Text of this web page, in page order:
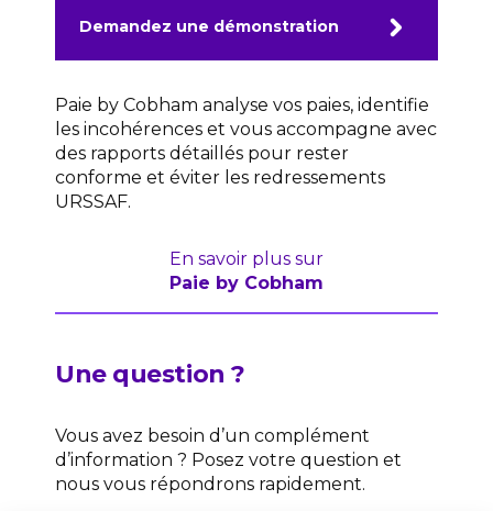
Demandez une démonstration
Paie by Cobham analyse vos paies, identifie
les incohérences et vous accompagne avec
des rapports détaillés pour rester
conforme et éviter les redressements
URSSAF.
En savoir plus sur
Paie by Cobham
Une question ?
Vous avez besoin d’un complément
d’information ? Posez votre question et
nous vous répondrons rapidement.